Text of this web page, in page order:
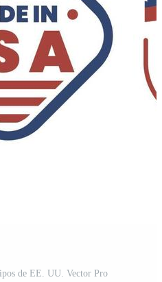
de EE. UU. Vector Pro